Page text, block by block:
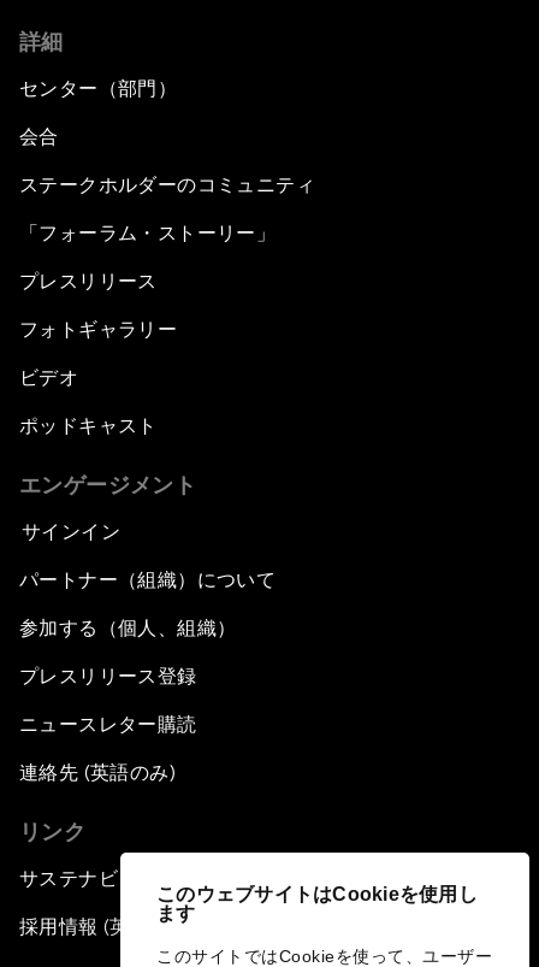
このウェブサイトはCookieを使用し
ます
このサイトではCookieを使って、ユーザー
詳細
センター（部門）
会合
ステークホルダーのコミュニティ
「フォーラム・ストーリー」
プレスリリース
フォトギャラリー
ビデオ
ポッドキャスト
エンゲージメント
サインイン
パートナー（組織）について
参加する（個人、組織）
プレスリリース登録
ニュースレター購読
連絡先 (英語のみ)
リンク
サステナビリティへの取り組み
採用情報 (英語のみ)